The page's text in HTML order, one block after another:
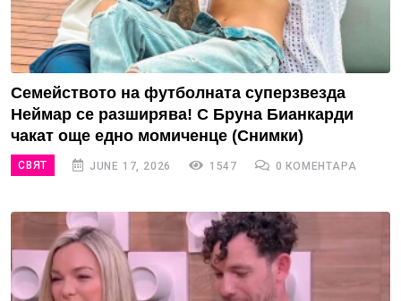
Семейството на футболната суперзвезда
Неймар се разширява! С Бруна Бианкарди
чакат още едно момиченце (Снимки)
СВЯТ JUNE 17, 2026 1547 0 КОМЕНТАРА